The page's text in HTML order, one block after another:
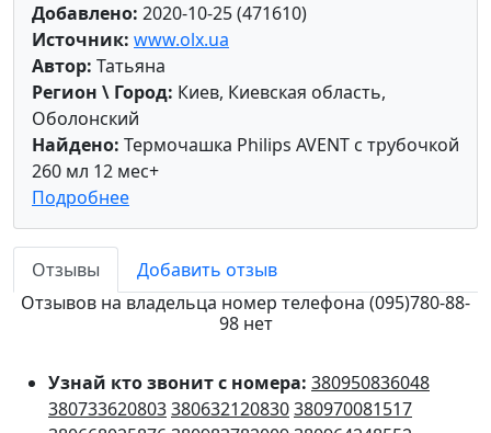
Добавлено: 2020-10-25 (471610)
Источник: www.olx.ua
Автор: Татьяна
Регион \ Город: Киев, Киевская область,
Оболонский
Найдено: Термочашка Philips AVENT с трубочкой
260 мл 12 мес+
Подробнее
Отзывы
Добавить отзыв
Отзывов на владельца номер телефона (095)780-88-
98 нет
Узнай кто звонит с номера: 380950836048
380733620803380632120830380970081517